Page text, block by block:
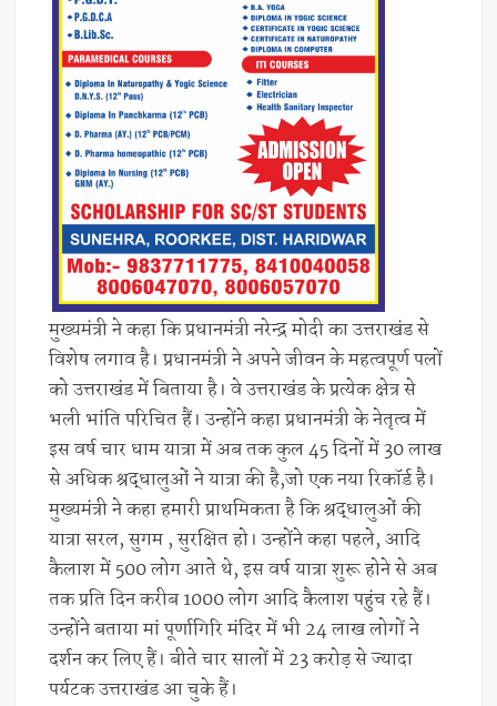
मुख्यमंत्री ने कहा कि प्रधानमंत्री नरेन्द्र मोदी का उत्तराखंड से
विशेष लगाव है। प्रधानमंत्री ने अपने जीवन के महत्वपूर्ण पलों
को उत्तराखंड में बिताया है। वे उत्तराखंड के प्रत्येक क्षेत्र से
भली भांति परिचित हैं। उन्होंने कहा प्रधानमंत्री के नेतृत्व में
इस वर्ष चार धाम यात्रा में अब तक कुल 45 दिनों में 30 लाख
से अधिक श्रद्धालुओं ने यात्रा की है,जो एक नया रिकॉर्ड है।
मुख्यमंत्री ने कहा हमारी प्राथमिकता है कि श्रद्धालुओं की
यात्रा सरल, सुगम , सुरक्षित हो। उन्होंने कहा पहले, आदि
कैलाश में 500 लोग आते थे, इस वर्ष यात्रा शुरू होने से अब
तक प्रति दिन करीब 1000 लोग आदि कैलाश पहुंच रहे हैं।
उन्होंने बताया मां पूर्णागिरि मंदिर में भी 24 लाख लोगों ने
दर्शन कर लिए हैं। बीते चार सालों में 23 करोड़ से ज्यादा
पर्यटक उत्तराखंड आ चुके हैं।